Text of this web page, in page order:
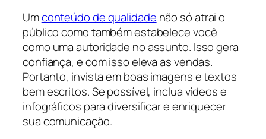
Umconteúdo de qualidade não só atrai o
público como também estabelece você
como uma autoridade no assunto. Isso gera
confiança, e com isso eleva as vendas.
Portanto, invista em boas imagens e textos
bem escritos. Se possível, inclua vídeos e
infográficos para diversificar e enriquecer
sua comunicação.